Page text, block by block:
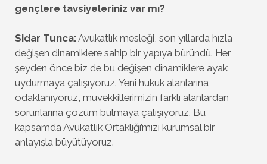
gençlere tavsiyeleriniz var mı?
Sidar Tunca:Avukatlık mesleği, son yıllarda hızla
değişen dinamiklere sahip bir yapıya büründü. Her
şeyden önce biz de bu değişen dinamiklere ayak
uydurmaya çalışıyoruz. Yeni hukuk alanlarına
odaklanıyoruz, müvekkillerimizin farklı alanlardan
sorunlarına çözüm bulmaya çalışıyoruz. Bu
kapsamda Avukatlık Ortaklığı’mızı kurumsal bir
anlayışla büyütüyoruz.